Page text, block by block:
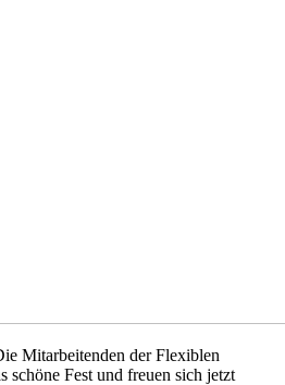
Mitarbeitenden der Flexiblen
Fest und freuen sich jetzt